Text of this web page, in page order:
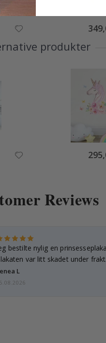
produkter
Reviews
bestilte nylig en
var litt skadet under
L